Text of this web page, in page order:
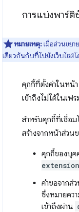
การแบ่งพาร์ติ
หมายเหตุ:เมื่อส่วนขยา
เดียวกันกับที่ไปยังเว็บไซต์โ
คุกกี้ที่ตั้งค่าในหน้
เข้าถึงไม่ได้ในเฟ
สำหรับคุกกี้ที่เชื่อ
สร้างจากหน้าส่ว
คุกกี้ของบุ
คำขอจากส่
ซึ่งหมายคว
เข้าถึงผ่าน